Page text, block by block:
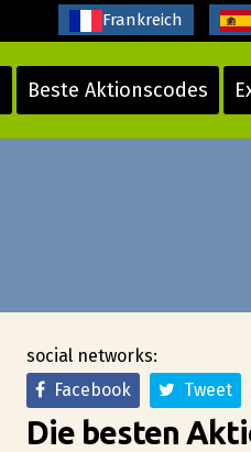
Beste Aktionscodes
Frankreich
social networks:
Facebook
Tweet
Die besten